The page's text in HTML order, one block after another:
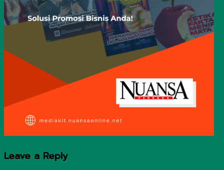
Leave a Reply